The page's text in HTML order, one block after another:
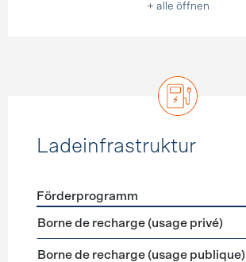
+ alle öffnen
Ladeinfrastruktur
Förderprogramme Ladeinfrastruktur
Förderprogramm
Borne de recharge (usage privé)
Borne de recharge (usage publique)